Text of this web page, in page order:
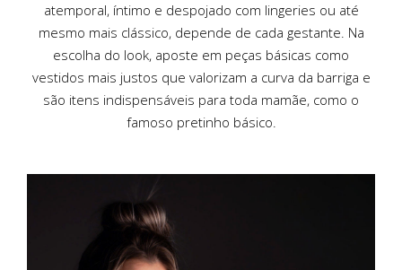
atemporal, íntimo e despojado com lingeries ou até
mesmo mais clássico, depende de cada gestante. Na
escolha do look, aposte em peças básicas como
vestidos mais justos que valorizam a curva da barriga e
são itens indispensáveis para toda mamãe, como o
famoso pretinho básico.